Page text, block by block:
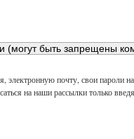
почту, свои пароли
на наши рассылки только